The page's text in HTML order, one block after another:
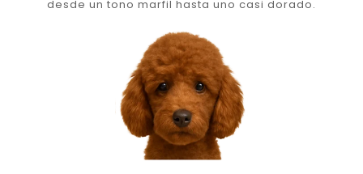
desde un tono marfil hasta uno casi dorado.